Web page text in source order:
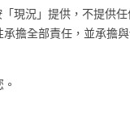
現況」提供，不提供
擔全部責任，並承擔